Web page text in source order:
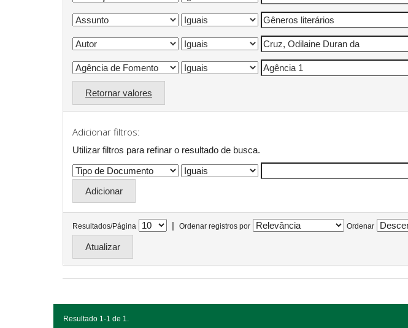
Retornar valores
Adicionar filtros:
Utilizar filtros para refinar o resultado de busca.
Resultados/Página | Ordenar registros por Ordenar
Resultado 1-1 de 1.